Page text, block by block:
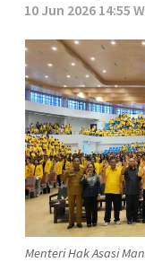
10 Jun 2026 14:55
Menteri Hak Asasi